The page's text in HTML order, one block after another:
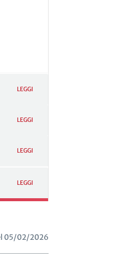
LEGGI
LEGGI
LEGGI
LEGGI
05/02/2026